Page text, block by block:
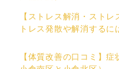
【ストレス解消・スト
トレス発散や解消するに
【体質改善の口コミ】